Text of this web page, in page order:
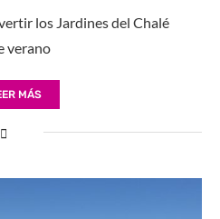
los Jardines del Chalé
verano
MÁS